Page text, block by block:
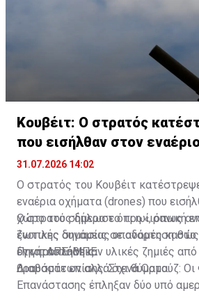
Κουβέιτ: Ο στρατός
που εισήλθαν στον
31.07.2026 14:02
Ο στρατός του Κουβέιτ
εναέρια οχήματα (drones) που
χώρο του σήμερα το πρωί, όπως
ένοπλες δυνάμεις σε ανάρτηση
ότι προκλήθηκαν υλικές ζημιές
θραυσμάτων αλλά όχι θύματα.
Ο στρατός δήλωσε ότι η «ιρανική
ζωτικής σημασίας υποδομές καθώς
εγκαταστάσεις.
Πηγή: ΑΠΕ-ΜΠΕ
Διαβάστε επίσης:Στενά Ορμούζ: Οι
Επανάστασης έπληξαν δύο υπό